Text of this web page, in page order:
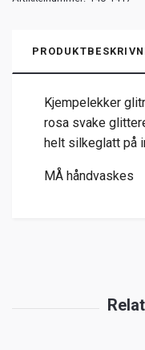
Kjempelekker
rosa svake
helt silkeglatt på
MÅ håndvaskes